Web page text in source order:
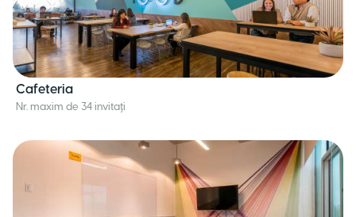
Cafeteria
Nr. maxim de 34 invitați